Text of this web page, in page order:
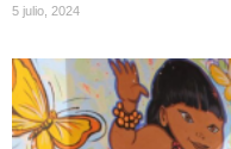
5 julio, 2024